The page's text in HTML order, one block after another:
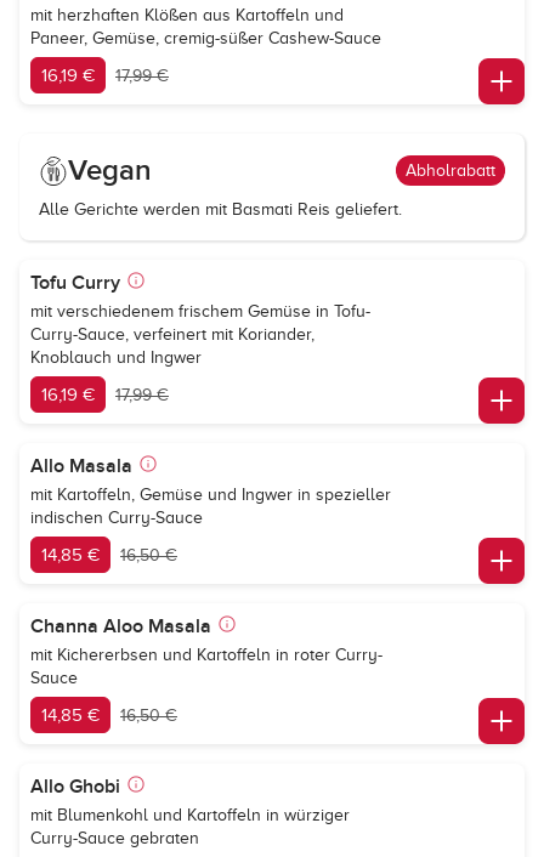
mit herzhaften Klößen aus Kartoffeln und
Paneer, Gemüse, cremig-süßer Cashew-Sauce
16,19 € 17,99 €
Vegan Abholrabatt
Alle Gerichte werden mit Basmati Reis geliefert.
Tofu Curry
mit verschiedenem frischem Gemüse in Tofu-
Curry-Sauce, verfeinert mit Koriander,
Knoblauch und Ingwer
16,19 € 17,99 €
Allo Masala
mit Kartoffeln, Gemüse und Ingwer in spezieller
indischen Curry-Sauce
14,85 € 16,50 €
Channa Aloo Masala
mit Kichererbsen und Kartoffeln in roter Curry-
Sauce
14,85 € 16,50 €
Allo Ghobi
mit Blumenkohl und Kartoffeln in würziger
Curry-Sauce gebraten